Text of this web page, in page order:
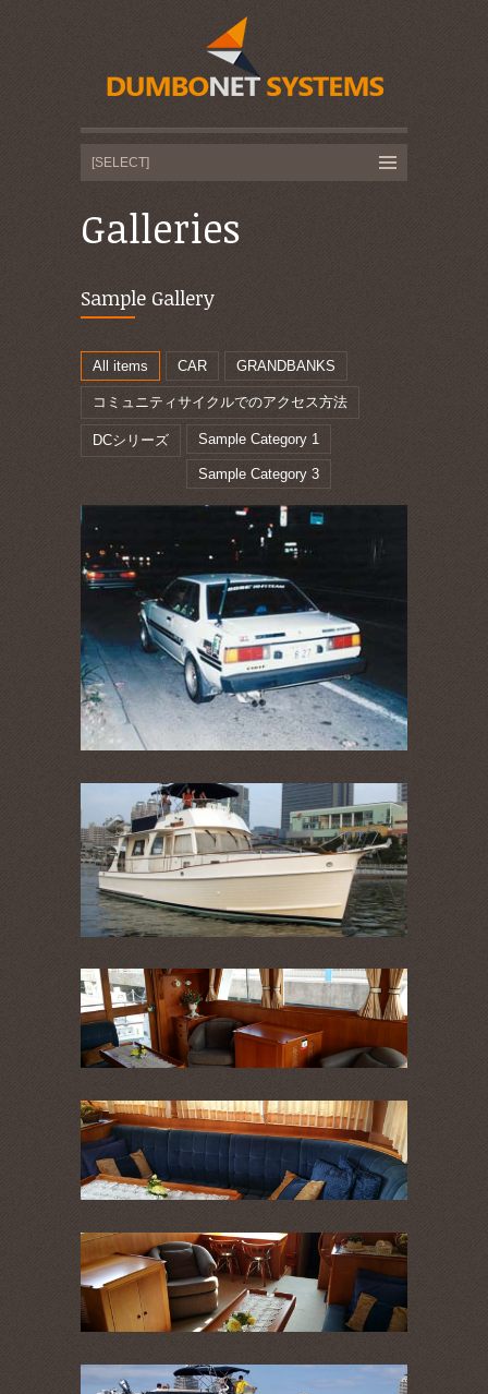
Galleries
Sample Gallery
All items CAR GRANDBANKS
コミュニティサイクルでのアクセス方法
DCシリーズ Sample Category 1
Sample Category 3